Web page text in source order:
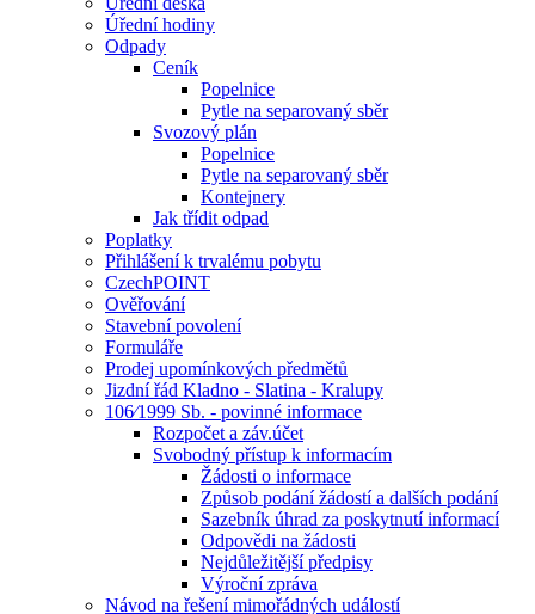
Úřední hodiny
Odpady
Ceník
Popelnice
Pytle na separovaný sběr
Svozový plán
Popelnice
Pytle na separovaný sběr
Kontejnery
Jak třídit odpad
Poplatky
Přihlášení k trvalému pobytu
CzechPOINT
Ověřování
Stavební povolení
Formuláře
Prodej upomínkových předmětů
Jizdní řád Kladno - Slatina - Kralupy
106⁄1999 Sb. - povinné informace
Rozpočet a záv.účet
Svobodný přístup k informacím
Žádosti o informace
Způsob podání žádostí a dalších podání
Sazebník úhrad za poskytnutí informací
Odpovědi na žádosti
Nejdůležitější předpisy
Výroční zpráva
Návod na řešení mimořádných událostí